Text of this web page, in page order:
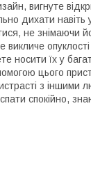
вигнуте
дихати
не знімаючи
викличе
носити їх у
цього
з
спокійно,